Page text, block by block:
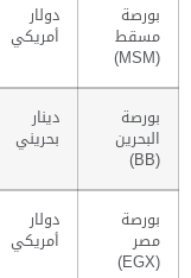
بورصة
مسقط
(MSM)
دولار
أمريكي
بورصة
البحرين
(BB)
دينار
بحريني
بورصة
مصر
(EGX)
دولار
أمريكي